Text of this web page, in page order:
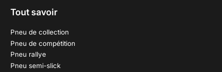
Tout savoir
Pneu de collection
Pneu de compétition
Pneu rallye
Pneu semi-slick